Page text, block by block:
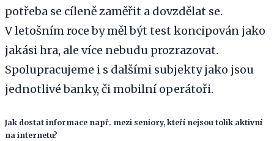
potřeba se cíleně zaměřit a dovzdělat se.
V letošním roce by měl být test koncipován jako
jakási hra, ale více nebudu prozrazovat.
Spolupracujeme i s dalšími subjekty jako jsou
jednotlivé banky, či mobilní operátoři.
Jak dostat informace např. mezi seniory, kteří nejsou tolik aktivní
na internetu?